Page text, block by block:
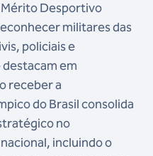
Mérito Desportivo
militares das
policiais e
em
receber a
do Brasil consolida
no
incluindo o